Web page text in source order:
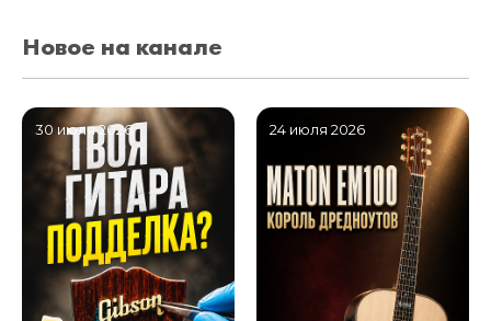
Новое на канале
30 июля 2026 24 июля 2026